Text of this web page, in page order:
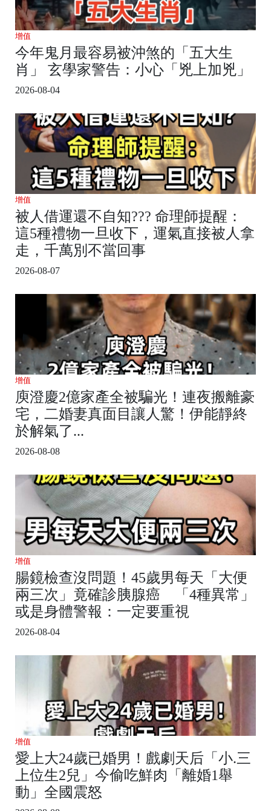
增值
今年鬼月最容易被沖煞的「五大生
肖」 玄學家警告：小心「兇上加兇」
2026-08-04
增值
被人借運還不自知??? 命理師提醒：
這5種禮物一旦收下，運氣直接被人拿
走，千萬別不當回事
2026-08-07
增值
庾澄慶2億家產全被騙光！連夜搬離豪
宅，二婚妻真面目讓人驚！伊能靜終
於解氣了...
2026-08-08
增值
腸鏡檢查沒問題！45歲男每天「大便
兩三次」竟確診胰腺癌 「4種異常」
或是身體警報：一定要重視
2026-08-04
增值
愛上大24歲已婚男！戲劇天后「小.三
上位生2兒」今偷吃鮮肉「離婚1舉
動」全國震怒